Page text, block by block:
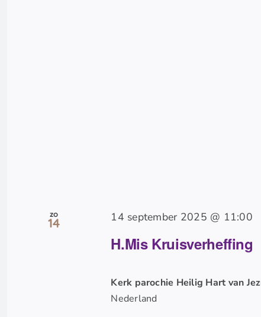
zo
14
H.Mis Kruisverheffing
14 september 2025 @ 11:00
Kerk parochie Heilig Hart van
Nederland